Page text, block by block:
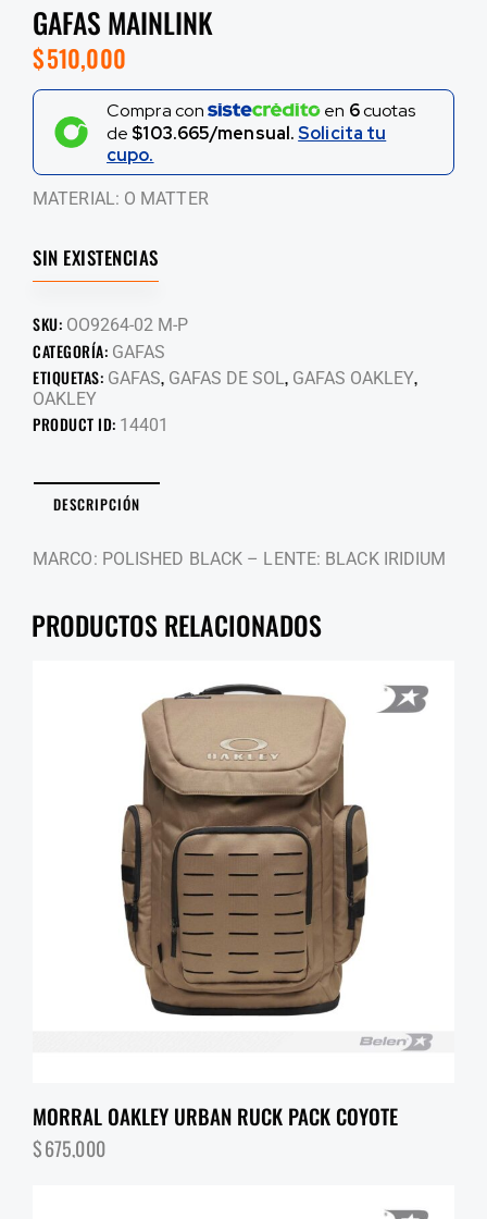
GAFAS MAINLINK
$510,000
Compra con en 6cuotas
de $103.665/mensual.Solicita tu
cupo.
MATERIAL: O MATTER
SIN EXISTENCIAS
SKU: OO9264-02 M-P
CATEGORÍA: GAFAS
ETIQUETAS: GAFAS, GAFAS DE SOL, GAFAS OAKLEY,
OAKLEY
PRODUCT ID: 14401
DESCRIPCIÓN
MARCO: POLISHED BLACK – LENTE: BLACK IRIDIUM
PRODUCTOS RELACIONADOS
MORRAL OAKLEY URBAN RUCK PACK COYOTE
$675,000